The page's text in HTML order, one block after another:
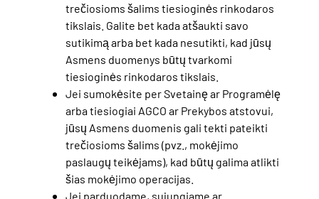
trečiosioms šalims tiesioginės rinkodaros
tikslais. Galite bet kada atšaukti savo
sutikimą arba bet kada nesutikti, kad jūsų
Asmens duomenys būtų tvarkomi
tiesioginės rinkodaros tikslais.
Jei sumokėsite per Svetainę ar Programėlę
arba tiesiogiai AGCO ar Prekybos atstovui,
jūsų Asmens duomenis gali tekti pateikti
trečiosioms šalims (pvz., mokėjimo
paslaugų teikėjams), kad būtų galima atlikti
šias mokėjimo operacijas.
Jei parduodame, sujungiame ar